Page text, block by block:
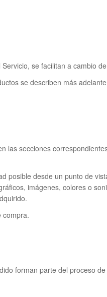
se facilitan a cambio
se describen más
las secciones
posible desde un punto de
imágenes, colores o
compra.
forman parte del proceso